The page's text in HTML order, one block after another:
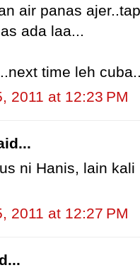
air panas
ada laa...
time leh
2011 at 12:23 PM
ni Hanis, lain
2011 at 12:27 PM